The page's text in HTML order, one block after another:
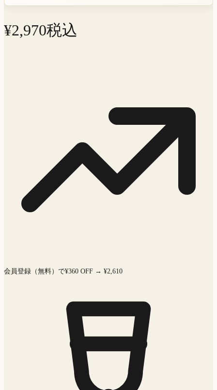
¥2,970税込
会員登録（無料）で¥360 OFF → ¥2,610